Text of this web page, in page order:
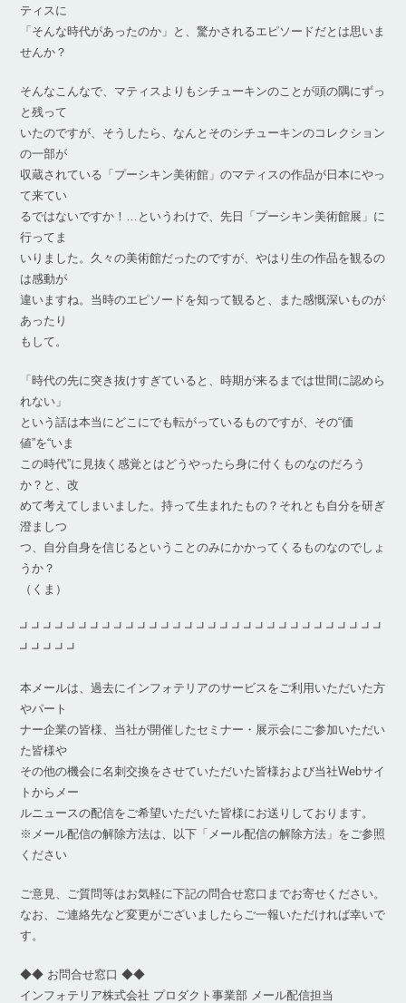
ティスに
「そんな時代があったのか」と、驚かされるエピソードだとは思いま
せんか？
そんなこんなで、マティスよりもシチューキンのことが頭の隅にずっ
と残って
いたのですが、そうしたら、なんとそのシチューキンのコレクション
の一部が
収蔵されている「プーシキン美術館」のマティスの作品が日本にやっ
て来てい
るではないですか！…というわけで、先日「プーシキン美術館展」に
行ってま
いりました。久々の美術館だったのですが、やはり生の作品を観るの
は感動が
違いますね。当時のエピソードを知って観ると、また感慨深いものが
あったり
もして。
「時代の先に突き抜けすぎていると、時期が来るまでは世間に認めら
れない」
という話は本当にどこにでも転がっているものですが、その“価
値”を“いま
この時代”に見抜く感覚とはどうやったら身に付くものなのだろう
か？と、改
めて考えてしまいました。持って生まれたもの？それとも自分を研ぎ
澄ましつ
つ、自分自身を信じるということのみにかかってくるものなのでしょ
うか？
（くま）
┛┛┛┛┛┛┛┛┛┛┛┛┛┛┛┛┛┛┛┛┛┛┛┛┛┛┛┛┛┛┛
┛┛┛┛┛
本メールは、過去にインフォテリアのサービスをご利用いただいた方
やパート
ナー企業の皆様、当社が開催したセミナー・展示会にご参加いただい
た皆様や
その他の機会に名刺交換をさせていただいた皆様および当社Webサイ
トからメー
ルニュースの配信をご希望いただいた皆様にお送りしております。
※メール配信の解除方法は、以下「メール配信の解除方法」をご参照
ください
ご意見、ご質問等はお気軽に下記の問合せ窓口までお寄せください。
なお、ご連絡先など変更がございましたらご一報いただければ幸いで
す。
◆◆ お問合せ窓口 ◆◆
インフォテリア株式会社 プロダクト事業部 メール配信担当